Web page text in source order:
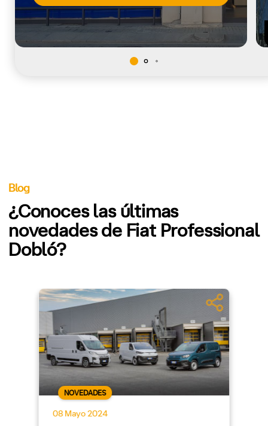
Blog
¿Conoces las últimas
novedades de Fiat Professional
Dobló?
NOVEDADES
08 Mayo 2024